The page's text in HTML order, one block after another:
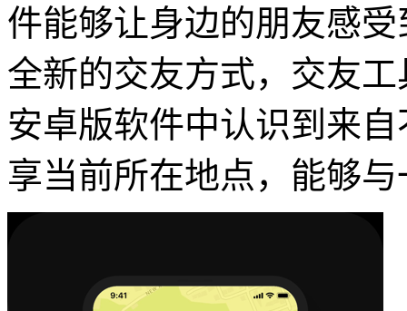
件能够让身边的朋友感
全新的交友方式，交友
安卓版软件中认识到来
享当前所在地点，能够